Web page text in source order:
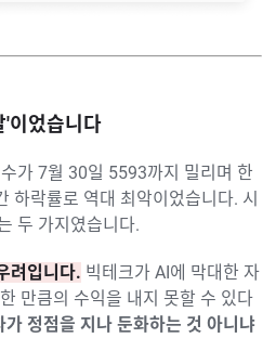
'이었습니다
가 7월 30일 5593까지 밀리며 한
하락률로 역대 최악이었습니다. 시
두 가지였습니다.
려입니다. 빅테크가 AI에 막대한 자
만큼의 수익을 내지 못할 수 있다
가 정점을 지나 둔화하는 것 아니냐